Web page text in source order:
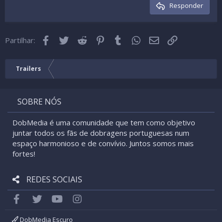
26
Trebuchet MS
Cabeçalho 3Responder
Partilhar: Facebook
Twitter Reddit Pinterest
Tumblr WhatsApp
Email
Trailers
SOBRE NÓS
DobMedia é uma comunidade que tem como objetivo
juntar todos os fãs de dobragens portuguesas num
espaço harmonioso e de convívio. Juntos somos mais
fortes!
REDES SOCIAIS
FacebookTwitter youtube
DobMedia Escuro